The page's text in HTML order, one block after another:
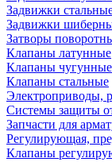
Задвижки
Задвижки
Затворы
Клапаны латунные
Клапаны чугунные
Клапаны стальные
Электроприводы,
Системы защиты
Запчасти для
Регулирующая,
Клапаны